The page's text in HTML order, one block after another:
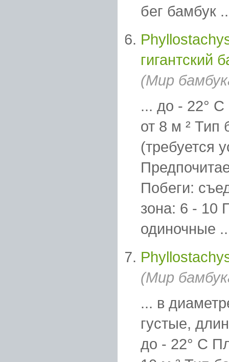
бег бамбук
гигантский
(Мир
... до - 22°
от 8 м ² Тип
(требуется
Побеги:
зона: 6 - 10
одиночные
(Мир
... в
густые,
до - 22° C